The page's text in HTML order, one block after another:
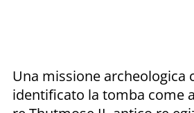
Una missione archeologica
identificato la tomba come